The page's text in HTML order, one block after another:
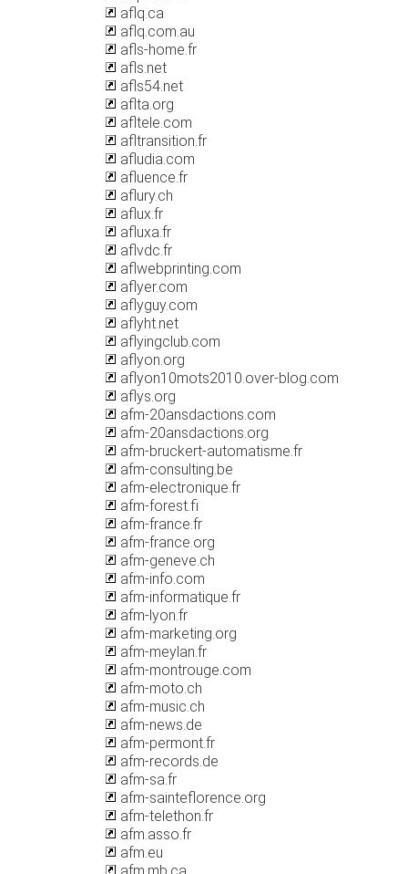
aflq.ca
aflq.com.au
afls-home.fr
afls.net
afls54.net
aflta.org
afltele.com
afltransition.fr
afludia.com
afluence.fr
aflury.ch
aflux.fr
afluxa.fr
aflvdc.fr
aflwebprinting.com
aflyer.com
aflyguy.com
aflyht.net
aflyingclub.com
aflyon.org
aflyon10mots2010.over-blog.com
aflys.org
afm-20ansdactions.com
afm-20ansdactions.org
afm-bruckert-automatisme.fr
afm-consulting.be
afm-electronique.fr
afm-forest.fi
afm-france.fr
afm-france.org
afm-geneve.ch
afm-info.com
afm-informatique.fr
afm-lyon.fr
afm-marketing.org
afm-meylan.fr
afm-montrouge.com
afm-moto.ch
afm-music.ch
afm-news.de
afm-permont.fr
afm-records.de
afm-sa.fr
afm-sainteflorence.org
afm-telethon.fr
afm.asso.fr
afm.eu